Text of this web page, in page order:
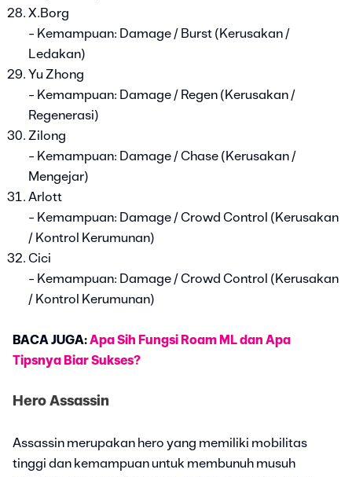
X.Borg
- Kemampuan: Damage / Burst (Kerusakan /
Ledakan)
Yu Zhong
- Kemampuan: Damage / Regen (Kerusakan /
Regenerasi)
Zilong
- Kemampuan: Damage / Chase (Kerusakan /
Mengejar)
Arlott
- Kemampuan: Damage / Crowd Control (Kerusakan
/ Kontrol Kerumunan)
Cici
- Kemampuan: Damage / Crowd Control (Kerusakan
/ Kontrol Kerumunan)
BACA JUGA:Apa Sih Fungsi Roam ML dan Apa
Tipsnya Biar Sukses?
Hero Assassin
Assassin merupakan hero yang memiliki mobilitas
tinggi dan kemampuan untuk membunuh musuh